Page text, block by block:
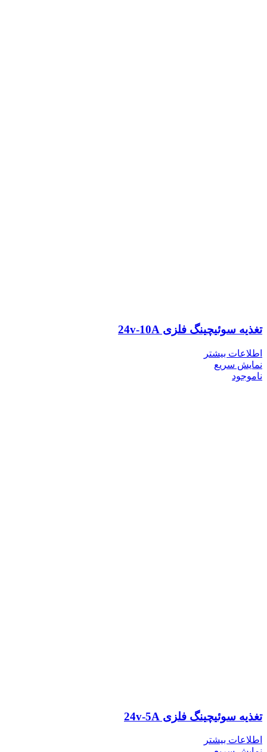
تغذیه سوئیچینگ فلزی 24v-10A
اطلاعات بیشتر
نمایش سریع
ناموجود
تغذیه سوئیچینگ فلزی 24v-5A
اطلاعات بیشتر